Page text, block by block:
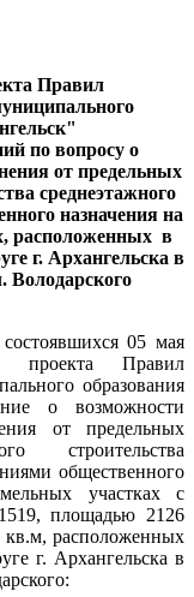
Правил
по вопросу о
от предельных
среднеэтажного
назначения на
расположенных в
г. Архангельска в
Володарского
05 мая
проекта Правил
образования
о возможности
от предельных
строительства
общественного
участках с
площадью 2126
расположенных
г. Архангельска в